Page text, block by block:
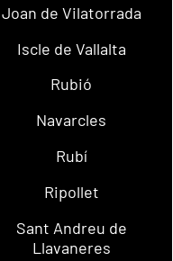
Joan de Vilatorrada
Iscle de Vallalta
Rubió
Navarcles
Rubí
Ripollet
Sant Andreu de
Llavaneres